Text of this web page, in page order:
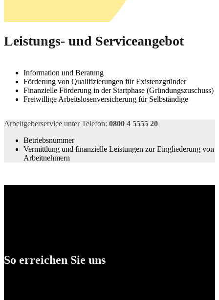
Leistungs- und Serviceangebot
Information und Beratung
Förderung von Qualifizierungen für Existenzgründer
Finanzielle Förderung in der Startphase (Gründungszuschuss)
Freiwillige Arbeitslosenversicherung für Selbständige
Arbeitgeberservice unter Telefon: 0800 4 5555 20
Betriebsnummer
Vermittlung und finanzielle Leistungen zur Eingliederung von
Arbeitnehmern
So erreichen Sie uns